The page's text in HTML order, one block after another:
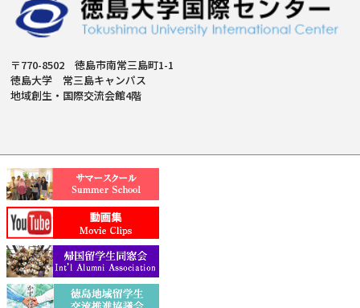
〒770-8502 徳島市南常三島町1-1
徳島大学 常三島キャンパス
地域創生・国際交流会館4階